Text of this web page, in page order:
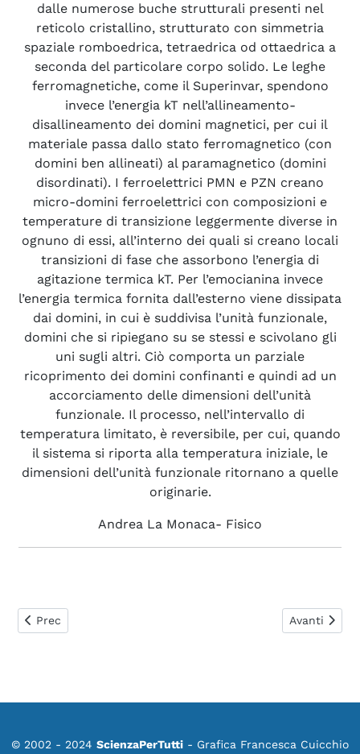
dalle numerose buche strutturali presenti nel
reticolo cristallino, strutturato con simmetria
spaziale romboedrica, tetraedrica od ottaedrica a
seconda del particolare corpo solido. Le leghe
ferromagnetiche, come il Superinvar, spendono
invece l’energia kT nell’allineamento-
disallineamento dei domini magnetici, per cui il
materiale passa dallo stato ferromagnetico (con
domini ben allineati) al paramagnetico (domini
disordinati). I ferroelettrici PMN e PZN creano
micro-domini ferroelettrici con composizioni e
temperature di transizione leggermente diverse in
ognuno di essi, all’interno dei quali si creano locali
transizioni di fase che assorbono l’energia di
agitazione termica kT. Per l’emocianina invece
l’energia termica fornita dall’esterno viene dissipata
dai domini, in cui è suddivisa l’unità funzionale,
domini che si ripiegano su se stessi e scivolano gli
uni sugli altri. Ciò comporta un parziale
ricoprimento dei domini confinanti e quindi ad un
accorciamento delle dimensioni dell’unità
funzionale. Il processo, nell’intervallo di
temperatura limitato, è reversibile, per cui, quando
il sistema si riporta alla temperatura iniziale, le
dimensioni dell’unità funzionale ritornano a quelle
originarie.
Andrea La Monaca- Fisico
Articolo precedente: 0217. Che cos'è il momento di una
Prec Articolo
Avanti
© 2002 - 2024 ScienzaPerTutti - Grafica Francesca Cuicchio